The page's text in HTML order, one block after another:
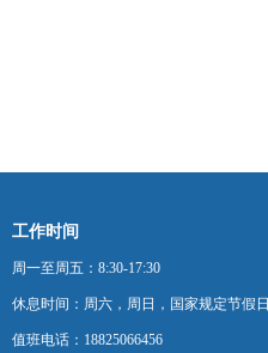
工作时间
周一至周五：8:30-17:30
休息时间：周六，周日，国家规定节假日
值班电话：18825066456